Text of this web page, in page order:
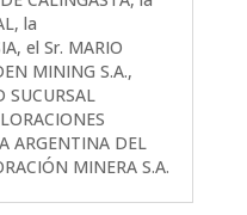
la
el Sr. MARIO
MINING S.A.,
SUCURSAL
ARGENTINA DEL
MINERA S.A.